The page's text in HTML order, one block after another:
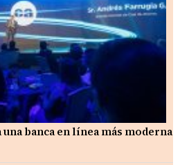
banca en línea más moderna